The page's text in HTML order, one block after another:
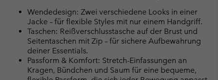
Wendedesign: Zwei verschiedene Looks in einer
Jacke – für flexible Styles mit nur einem Handgriff.
Taschen: Reißverschlusstasche auf der Brust und
Seitentaschen mit Zip – für sichere Aufbewahrung
deiner Essentials.
Passform & Komfort: Stretch-Einfassungen an
Kragen, Bündchen und Saum für eine bequeme,